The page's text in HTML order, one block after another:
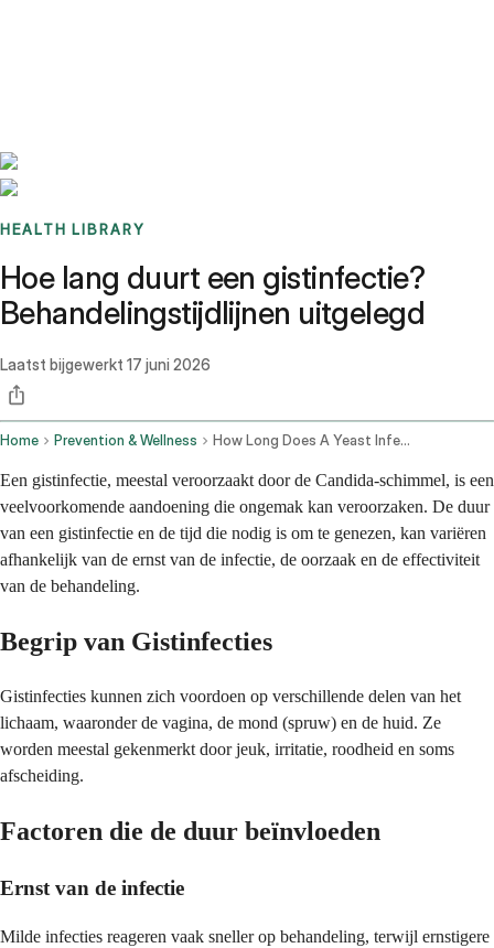
HEALTH LIBRARY
Hoe lang duurt een gistinfectie?
Behandelingstijdlijnen uitgelegd
Laatst bijgewerkt 17 juni 2026
Home Prevention & Wellness How Long Does A Yeast Infection Last
Een gistinfectie, meestal veroorzaakt door de Candida-schimmel, is een
veelvoorkomende aandoening die ongemak kan veroorzaken. De duur
van een gistinfectie en de tijd die nodig is om te genezen, kan variëren
afhankelijk van de ernst van de infectie, de oorzaak en de effectiviteit
van de behandeling.
Begrip van Gistinfecties
Gistinfecties kunnen zich voordoen op verschillende delen van het
lichaam, waaronder de vagina, de mond (spruw) en de huid. Ze
worden meestal gekenmerkt door jeuk, irritatie, roodheid en soms
afscheiding.
Factoren die de duur beïnvloeden
Ernst van de infectie
Milde infecties reageren vaak sneller op behandeling, terwijl ernstigere